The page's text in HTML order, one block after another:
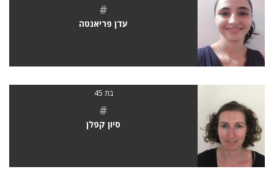
#
עדן פריאנטה
בת 45
#
סיון קפלן